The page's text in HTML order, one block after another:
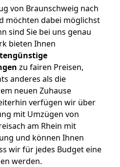
von Braunschweig nach
möchten dabei möglichst
sind Sie bei uns genau
bieten Ihnen
zu fairen Preisen,
anderes als die
neuen Zuhause
verfügen wir über
mit Umzügen von
am Rhein mit
und können Ihnen
wir für jedes Budget eine
werden.